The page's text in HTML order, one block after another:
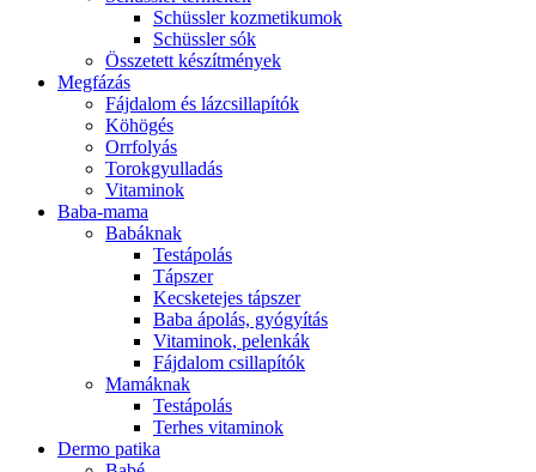
Schüssler kozmetikumok
Schüssler sók
Összetett készítmények
Megfázás
Fájdalom és lázcsillapítók
Köhögés
Orrfolyás
Torokgyulladás
Vitaminok
Baba-mama
Babáknak
Testápolás
Tápszer
Kecsketejes tápszer
Baba ápolás, gyógyítás
Vitaminok, pelenkák
Fájdalom csillapítók
Mamáknak
Testápolás
Terhes vitaminok
Dermo patika